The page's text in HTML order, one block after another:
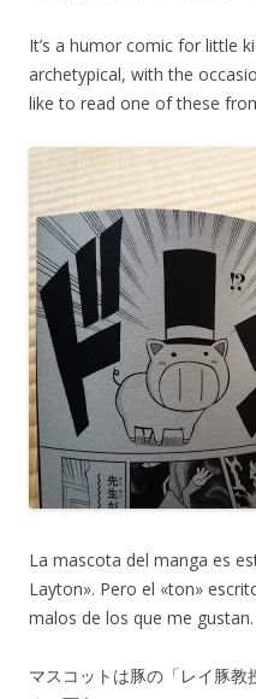
It’s a humor comic for little
archetypical, with the
like to read one of these
La mascota del manga es
Layton». Pero el «ton»
malos de los que me gustan.
マスコットは豚の「レイ豚